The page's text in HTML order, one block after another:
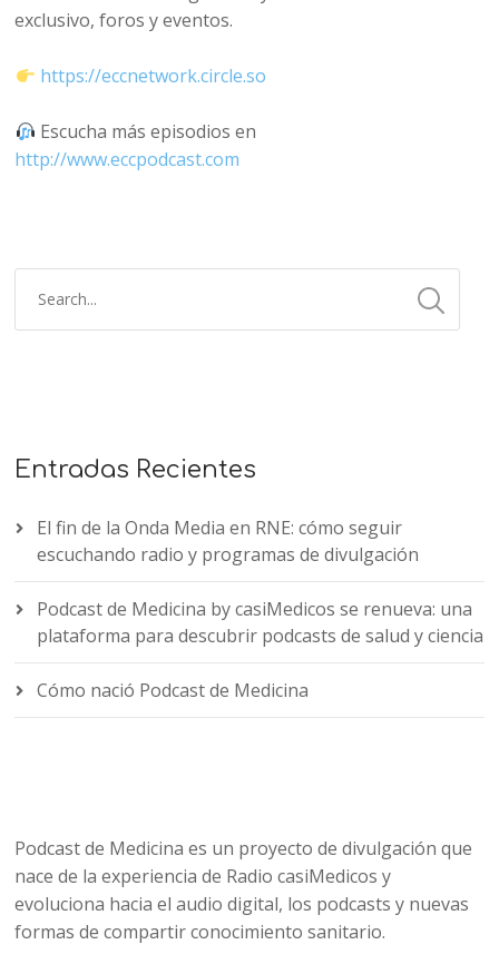
exclusivo, foros y eventos.
https://eccnetwork.circle.so
Escucha más episodios en
http://www.eccpodcast.com
Entradas Recientes
El fin de la Onda Media en RNE: cómo seguir
escuchando radio y programas de divulgación
Podcast de Medicina by casiMedicos se renueva: una
plataforma para descubrir podcasts de salud y ciencia
Cómo nació Podcast de Medicina
Podcast de Medicina es un proyecto de divulgación que
nace de la experiencia de Radio casiMedicos y
evoluciona hacia el audio digital, los podcasts y nuevas
formas de compartir conocimiento sanitario.